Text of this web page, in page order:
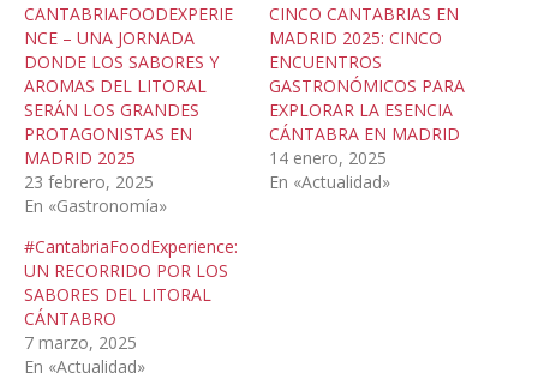
CANTABRIAFOODEXPERIE
NCE – UNA JORNADA
DONDE LOS SABORES Y
AROMAS DEL LITORAL
SERÁN LOS GRANDES
PROTAGONISTAS EN
MADRID 2025
23 febrero, 2025
En «Gastronomía»
CINCO CANTABRIAS EN
MADRID 2025: CINCO
ENCUENTROS
GASTRONÓMICOS PARA
EXPLORAR LA ESENCIA
CÁNTABRA EN MADRID
14 enero, 2025
En «Actualidad»
#CantabriaFoodExperience:
UN RECORRIDO POR LOS
SABORES DEL LITORAL
CÁNTABRO
7 marzo, 2025
En «Actualidad»